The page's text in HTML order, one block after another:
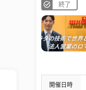
終了
開催日時